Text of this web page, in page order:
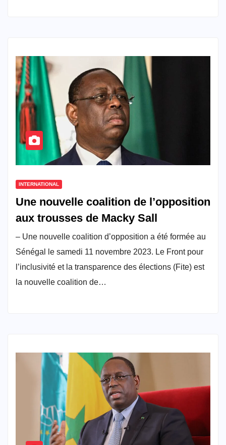
INTERNATIONAL
Une nouvelle coalition de l’opposition
aux trousses de Macky Sall
– Une nouvelle coalition d’opposition a été formée au
Sénégal le samedi 11 novembre 2023. Le Front pour
l’inclusivité et la transparence des élections (Fite) est
la nouvelle coalition de…